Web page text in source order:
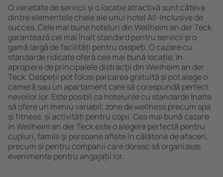
O varietate de servicii și o locație atractivă sunt câteva
dintre elementele cheie ale unui hotel All-Inclusive de
succes. Cele mai bune hoteluri din Weilheim an der Teck
garantează cel mai înalt standard pentru servicii și o
gamă largă de facilități pentru oaspeți. O cazare cu
standarde ridicate oferă cea mai bună locație, ȋn
apropiere de principalele distracţii din Weilheim an der
Teck. Oaspeții pot folosi parcarea gratuită și pot alege o
cameră sau un apartament care să corespundă perfect
nevoilor lor. Este posibil ca hotelurile cu standarde ȋnalte
să ofere un meniu variabil, zone de wellness precum spa
și fitness, și activități pentru copii. Cea mai bună cazare
în Weilheim an der Teck este o alegere perfectă pentru
cupluri, familii și persoane aflate în călătorie de afaceri,
precum și pentru companii care doresc să organizeze
evenimente pentru angajații lor.